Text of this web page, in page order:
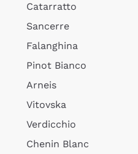
Catarratto
Sancerre
Falanghina
Pinot Bianco
Arneis
Vitovska
Verdicchio
Chenin Blanc